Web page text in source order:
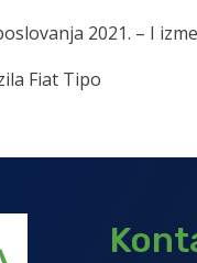
2021. – I
Fiat Tipo